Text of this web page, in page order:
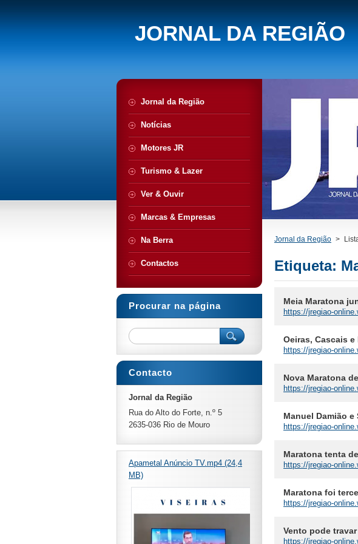
JORNAL DA REGIÃO
Jornal da Região >
Etiqueta:
Meia Maratona
https://jregiao-
Oeiras, Cascais
https://jregiao-
Nova Maratona
https://jregiao-
Manuel Damião e
https://jregiao-
Maratona tenta
https://jregiao-
Maratona foi
https://jregiao-
Vento pode
https://jregiao-
Jornal da Região
Notícias
Motores JR
Turismo & Lazer
Ver & Ouvir
Marcas & Empresas
Na Berra
Contactos
Procurar na página
Contacto
Jornal da Região
Rua do Alto do Forte, n.º 5
2635-036 Rio de Mouro
Apametal Anúncio TV.mp4 (24,4
MB)